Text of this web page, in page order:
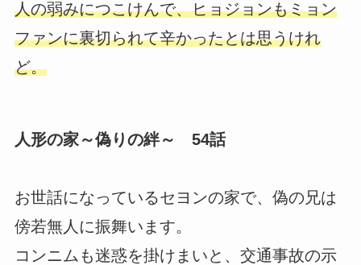
人の弱みにつこけんで、ヒョジョンもミョン
ファンに裏切られて辛かったとは思うけれ
ど。
人形の家～偽りの絆～ 54話
お世話になっているセヨンの家で、偽の兄は
傍若無人に振舞います。
コンニムも迷惑を掛けまいと、交通事故の示